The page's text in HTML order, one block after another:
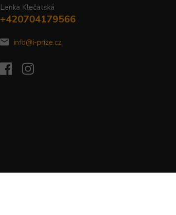
Lenka Klečatská
+420704179566
info@i-prize.cz